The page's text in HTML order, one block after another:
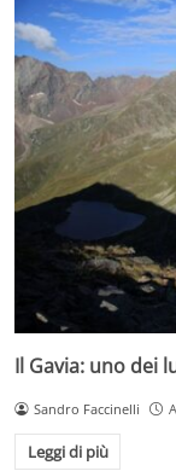
Il Gavia: uno dei
Sandro Faccinelli
Leggi di più